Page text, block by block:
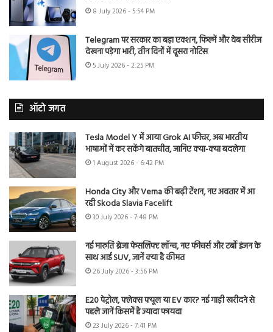
8 July 2026 - 5:54 PM
Telegram पर सरकार का बड़ा एक्शन, फिल्में और वेब सीरीज
देखना पड़ेगा भारी, तीन दिनों में दूसरा नोटिस
5 July 2026 - 2:25 PM
ऑटो जगत
Tesla Model Y में आया Grok AI फीचर, अब भारतीय
भाषाओं में कर सकेंगे बातचीत, जानिए क्या-क्या बदलेगा
1 August 2026 - 6:42 PM
Honda City और Verna की बढ़ी टेंशन, नए अवतार में आ
रही Skoda Slavia Facelift
30 July 2026 - 7:48 PM
नई मारुति ब्रेजा फेसलिफ्ट लॉन्च, नए फीचर्स और टर्बो इंजन के
साथ आई SUV, जानें क्या है कीमत
26 July 2026 - 3:56 PM
E20 पेट्रोल, फ्लेक्स फ्यूल या EV कार? नई गाड़ी खरीदने से
पहले जानें किसमें है ज्यादा फायदा
23 July 2026 - 7:41 PM